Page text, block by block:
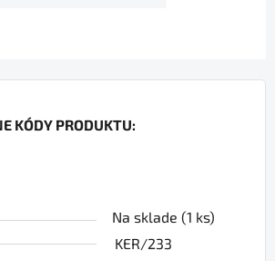
KÓDY PRODUKTU:
Na sklade (1 ks)
KER/233